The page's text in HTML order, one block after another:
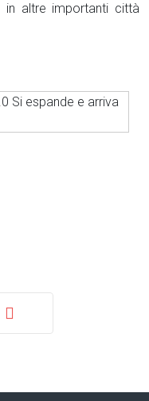
in altre importanti città